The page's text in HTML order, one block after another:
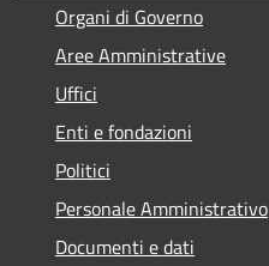
Organi di Governo
Aree Amministrative
Uffici
Enti e fondazioni
Politici
Personale Amministrativo
Documenti e dati